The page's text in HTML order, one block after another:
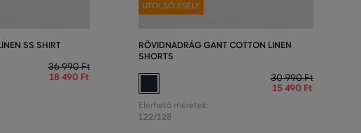
SS SHIRT
36 990 Ft
18 490 Ft
UTOLSÓ ESÉLY
RÖVIDNADRÁG GANT COTTON LINEN
SHORTS
30 990 Ft
15 490 Ft
Elérhető méretek:
122/128